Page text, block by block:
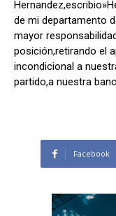
de mi departamento
mayor
posición,retirando el
incondicional a
partido,a nuestra
Facebook